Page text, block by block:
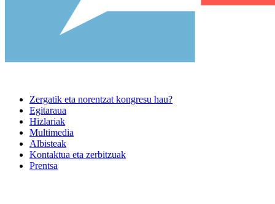
Zergatik eta norentzat kongresu hau?
Egitaraua
Hizlariak
Multimedia
Albisteak
Kontaktua eta zerbitzuak
Prentsa